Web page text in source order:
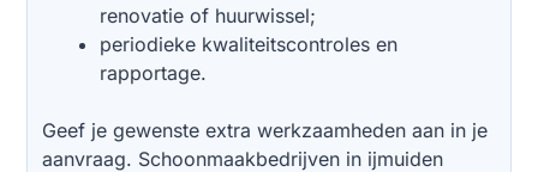
renovatie of huurwissel;
periodieke kwaliteitscontroles en
rapportage.
Geef je gewenste extra werkzaamheden aan in je
aanvraag. Schoonmaakbedrijven in ijmuiden